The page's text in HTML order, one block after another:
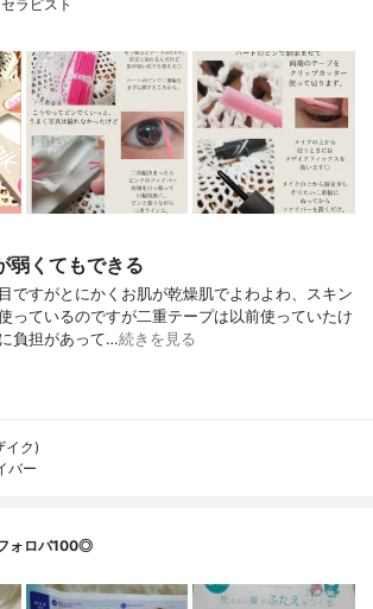
ラピスト
弱くてもできる
ですがとにかくお肌が乾燥肌でよわよわ、スキン
っているのですが二重テープは以前使っていたけ
負担があって…続きを見る
イク)
バー
ォロバ100◎